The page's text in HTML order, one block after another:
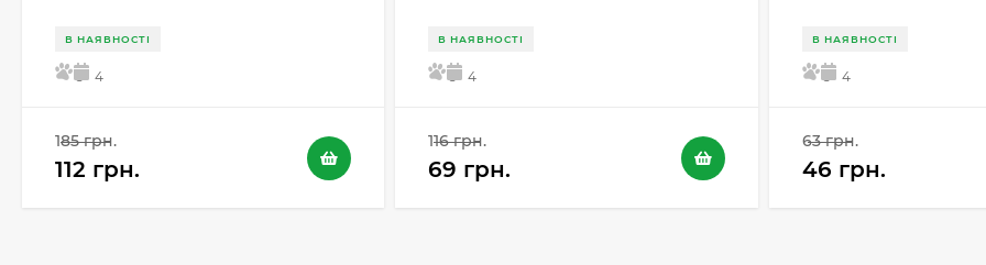
В НАЯВНОСТІ
5 4
185 грн.
112 грн.
В НАЯВНОСТІ
5 4
116 грн.
69 грн.
В НАЯВНОСТІ
5 4
63 грн.
46 грн.